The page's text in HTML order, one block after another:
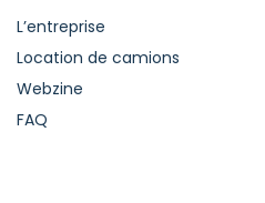
L’entreprise
Location de camions
Webzine
FAQ